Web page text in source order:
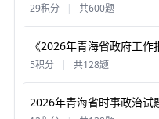
29积分 | 共600题
《2026年青海省政府工作
5积分 | 共128题
2026年青海省时事政治试